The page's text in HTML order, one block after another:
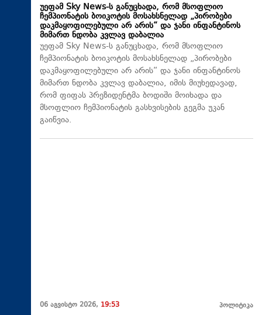
უეფამ Sky News-ს განუცხადა, რომ მსოფლიო
ჩემპიონატის ბოიკოტის მოსახსნელად „პირობები
დაკმაყოფილებული არ არის“ და ჯანი ინფანტინოს
მიმართ ნდობა კვლავ დაბალია
უეფამ Sky News-ს განუცხადა, რომ მსოფლიო
ჩემპიონატის ბოიკოტის მოსახსნელად „პირობები
დაკმაყოფილებული არ არის“ და ჯანი ინფანტინოს
მიმართ ნდობა კვლავ დაბალია, იმის მიუხედავად,
რომ ფიფას პრეზიდენტმა ბოდიში მოიხადა და
მსოფლიო ჩემპიონატის გასხვისების გეგმა უკან
გაიწვია.
06 აგვისტო 2026, 19:53 პოლიტიკა